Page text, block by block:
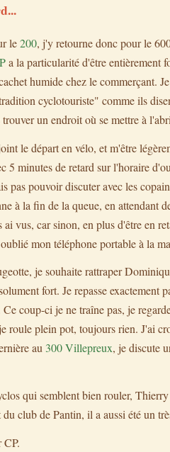
le200, j'y retourne donc pour le
a la particularité d'être entièrement
humide chez le commerçant.
cyclotouriste" comme ils
un endroit où se mettre à
le départ en vélo, et m'être
5 minutes de retard sur l'horaire
pas pouvoir discuter avec les
à la fin de la queue, en attendant
vus, car sinon, en plus d'être en
mon téléphone portable à la
je souhaite rattraper
fort. Je repasse exactement
coup-ci je ne traîne pas, je
roule plein pot, toujours rien. J'ai
au 300 Villepreux, je discute
qui semblent bien rouler,
club de Pantin, il a aussi été un